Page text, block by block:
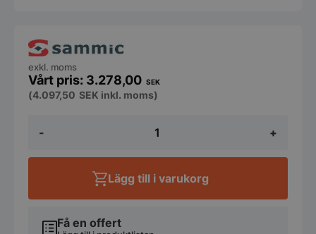
-
MM-
-
+
3.278,00 SEK
exkl. moms
(4.097,50 SEK inkl. moms)
Få en offert
Lägg till i varukorg